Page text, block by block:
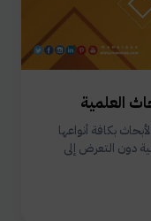
العلمية
بكافة أنواعها
دون التعرض إلى